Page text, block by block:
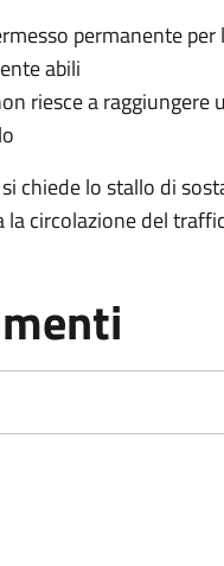
permanente
abili
riesce a
chiede lo stallo di
la circolazione del